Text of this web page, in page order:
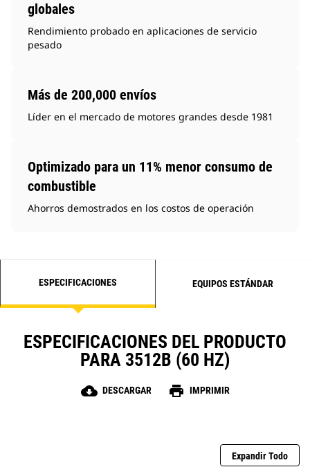
globales
Rendimiento probado en aplicaciones de servicio
pesado
Más de 200,000 envíos
Líder en el mercado de motores grandes desde 1981
Optimizado para un 11% menor consumo de
combustible
Ahorros demostrados en los costos de operación
ESPECIFICACIONES EQUIPOS ESTÁNDAR
ESPECIFICACIONES DEL PRODUCTO
PARA 3512B (60 HZ)
cloud_download DESCARGAR print IMPRIMIR
Expandir Todo